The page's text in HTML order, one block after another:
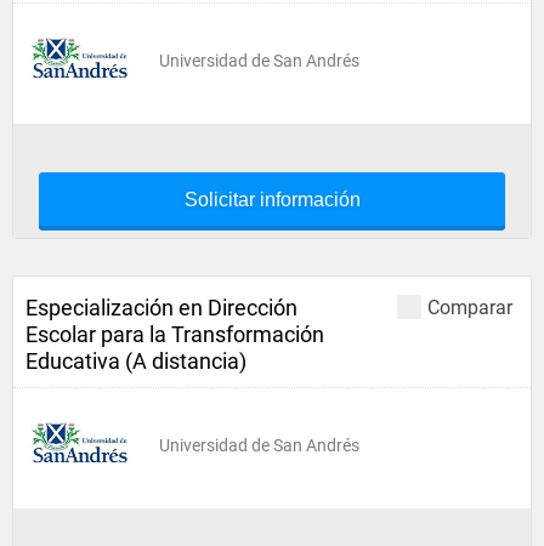
Universidad de San Andrés
Solicitar información
Comparar
Especialización en Dirección
Escolar para la Transformación
Educativa (A distancia)
Universidad de San Andrés